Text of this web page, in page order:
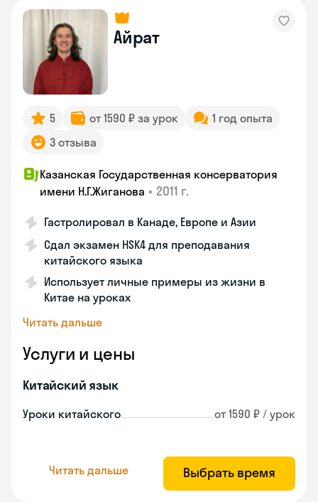
Айрат
5 от 1590 ₽ за урок
1 год опыта
3 отзыва
Казанская Государственная консерватория
имени Н.Г.Жиганова • 2011 г.
Гастролировал в Канаде, Европе и Азии
Сдал экзамен HSK4 для преподавания
китайского языка
Использует личные примеры из жизни в
Китае на уроках
Читать дальше
Услуги и цены
Китайский язык
Уроки китайского от 1590 ₽ / урок
Читать дальше Выбрать время